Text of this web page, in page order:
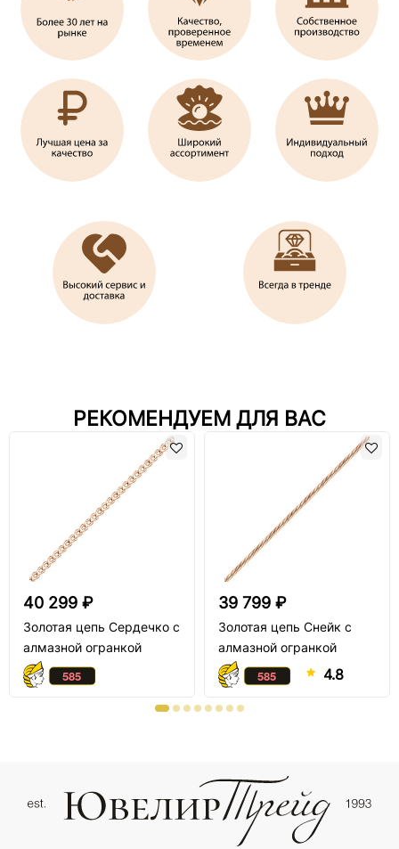
РЕКОМЕНДУЕМ ДЛЯ ВАС
40 299 ₽
Золотая цепь Сердечко с
алмазной огранкой
39 799 ₽
Золотая цепь Снейк с
алмазной огранкой
4.8